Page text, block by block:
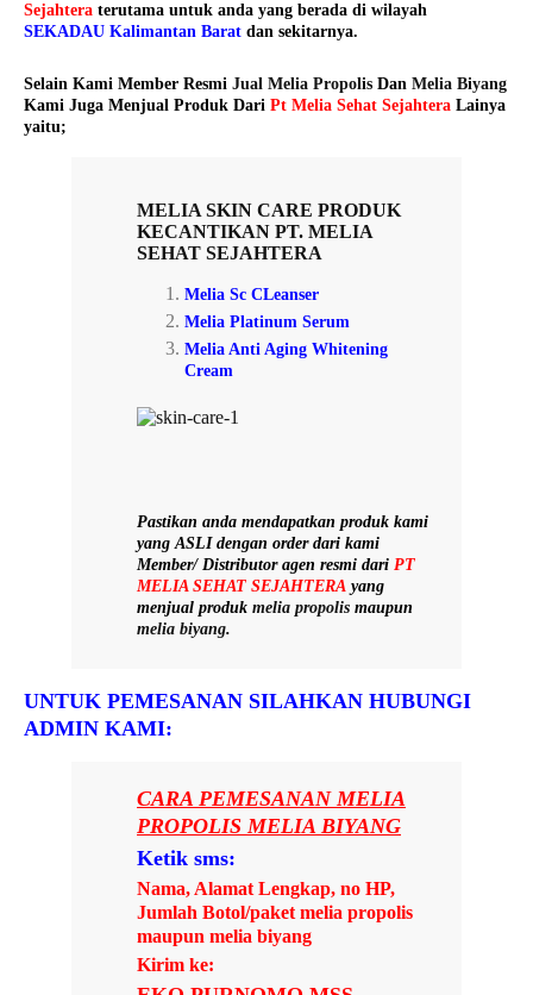
Sejahtera terutama untuk anda yang berada di wilayah
SEKADAU Kalimantan Barat dan sekitarnya.
Selain Kami Member Resmi Jual Melia Propolis Dan Melia Biyang
Kami Juga Menjual Produk Dari Pt Melia Sehat Sejahtera Lainya
yaitu;
MELIA SKIN CARE PRODUK
KECANTIKAN PT. MELIA
SEHAT SEJAHTERA
Melia Sc CLeanser
Melia Platinum Serum
Melia Anti Aging Whitening
Cream
Pastikan anda mendapatkan produk kami
yangASLI dengan order dari kami
Member/ Distributor agen resmi dari PT
MELIA SEHAT SEJAHTERA yang
menjual produk melia propolis maupun
melia biyang.
UNTUK PEMESANAN SILAHKAN HUBUNGI
ADMIN KAMI:
CARA PEMESANAN MELIA
PROPOLIS MELIA BIYANG
Ketik sms:
Nama, Alamat Lengkap, no HP,
Jumlah Botol/paket melia propolis
maupun melia biyang
Kirim ke: